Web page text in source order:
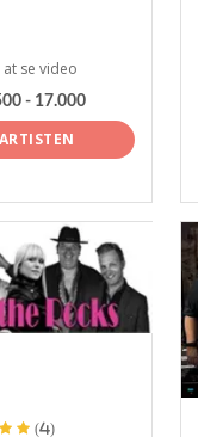
at se video
- 17.000
(4)